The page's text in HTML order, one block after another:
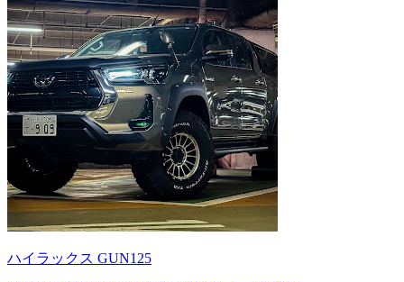
ハイラックス GUN125